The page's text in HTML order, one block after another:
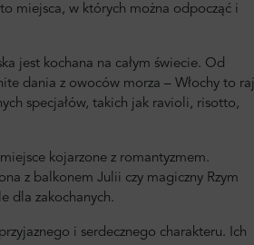
miejsca, w których można odpocząć i
jest kochana na całym świecie. Od
dania z owoców morza – Włochy to raj
specjałów, takich jak ravioli, risotto,
kojarzone z romantyzmem.
z balkonem Julii czy magiczny Rzym
dla zakochanych.
i serdecznego charakteru. Ich